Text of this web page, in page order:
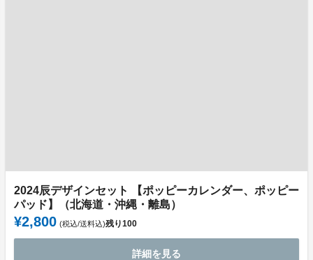
2024辰デザインセット 【ポッピーカレンダー、ポッピー
パッド】（北海道・沖縄・離島）
¥2,800 (税込/送料込)残り100
詳細を見る